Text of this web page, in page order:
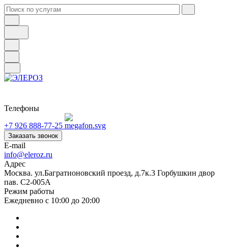
Телефоны
+7 926 888-77-25
Заказать звонок
E-mail
info@eleroz.ru
Адрес
Москва. ул.Багратионовский проезд, д.7к.3 Горбушкин двор
пав. C2-005A
Режим работы
Ежедневно с 10:00 до 20:00